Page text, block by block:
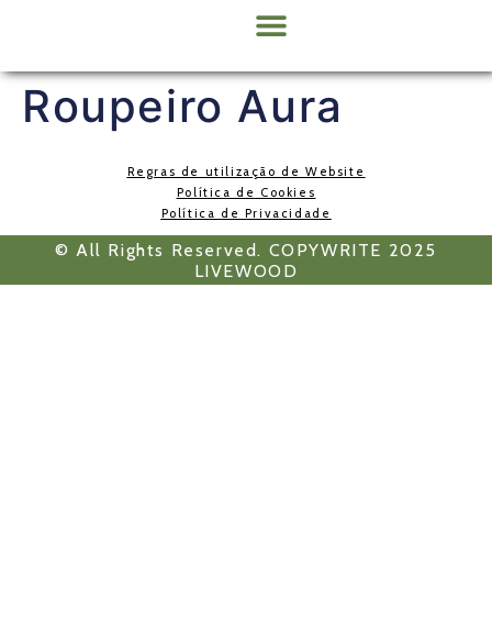
Roupeiro Aura
Regras de utilização de Website
Política de Cookies
Política de Privacidade
© All Rights Reserved. COPYWRITE 2025
LIVEWOOD